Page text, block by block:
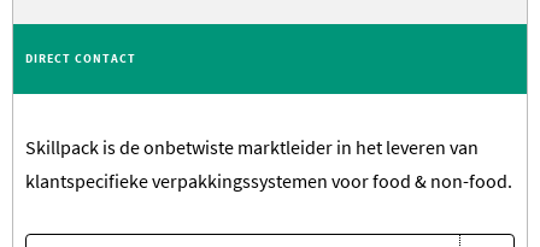
DIRECT CONTACT
Skillpack is de onbetwiste marktleider in het leveren van
klantspecifieke verpakkingssystemen voor food & non-food.